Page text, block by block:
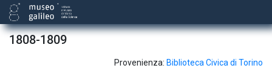
1808-1809
Provenienza: Biblioteca Civica di Torino